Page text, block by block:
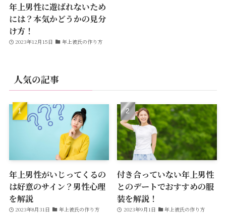
年上男性に遊ばれないため
には？本気かどうかの見分
け方！
2023年12月15日 年上彼氏の作り方
人気の記事
年上男性がいじってくるの
は好意のサイン？男性心理
を解説
2023年8月31日 年上彼氏の作り方
付き合っていない年上男性
とのデートでおすすめの服
装を解説！
2023年9月1日 年上彼氏の作り方